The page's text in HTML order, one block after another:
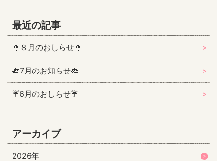
最近の記事
🌞８月のおしらせ🌞
🎋7月のお知らせ🎋
☔6月のおしらせ☔
アーカイブ
2026年